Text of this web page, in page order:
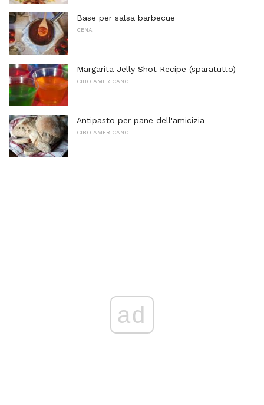
Base per salsa barbecue
CENA
Margarita Jelly Shot Recipe (sparatutto)
CIBO AMERICANO
Antipasto per pane dell'amicizia
CIBO AMERICANO
ad